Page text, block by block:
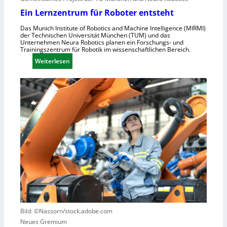
c
n
e
l
r
z
u
n
u
t
z
n
d
u
s
t
i
e
S
t
e
u
e
r
u
g
Ein Lernzentrum für Roboter entsteht
Das Munich Institute of Robotics and Machine Intelligence (MIRMI)
der Technischen Universität München (TUM) und das
Unternehmen Neura Robotics planen ein Forschungs- und
Trainingszentrum für Robotik im wissenschaftlichen Bereich.
Weiterlesen
E
i
r
n
z
e
n
t
r
m
Bild: ©Nassorn/stock.adobe.com
Neues Gremium